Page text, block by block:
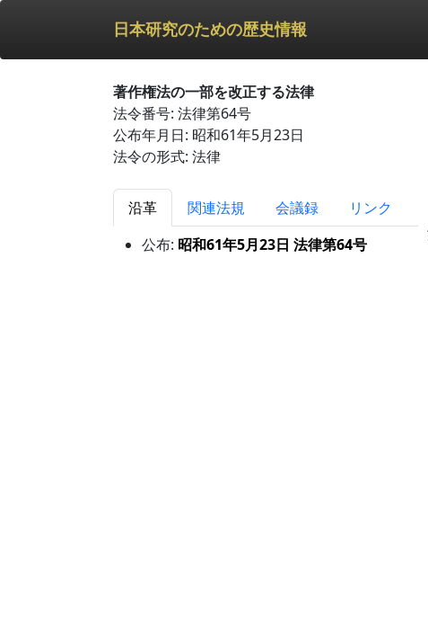
日本研究のための歴史情報
著作権法の一部を改正する法律
法令番号: 法律第64号
公布年月日: 昭和61年5月23日
法令の形式: 法律
沿革 関連法規 会議録
リンク
公布: 昭和61年5月23日 法律第64号